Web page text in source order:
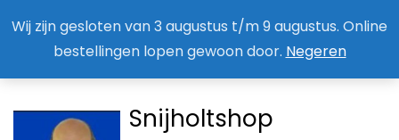
Wij zijn gesloten van 3 augustus t/m 9 augustus. Online
bestellingen lopen gewoon door. Negeren
Snijholtshop